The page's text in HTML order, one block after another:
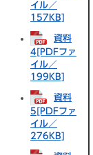
イル／
157KB]
資料
4[PDFファ
イル／
199KB]
資料
5[PDFファ
イル／
276KB]